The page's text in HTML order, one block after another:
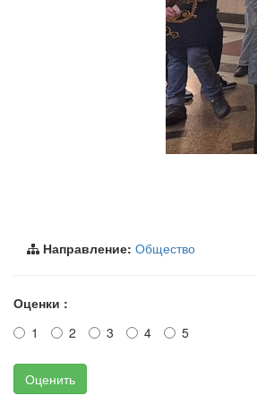
Направление: Общество
Оценки :
1
2 3 4 5
Оценить